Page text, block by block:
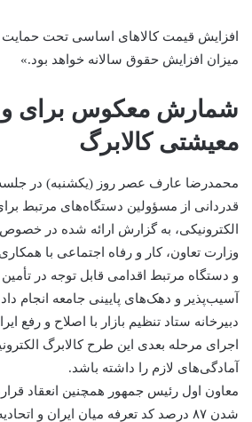
‌افزایش قیمت کالاهای اساسی تحت حمایت
میزان افزایش حقوق سالانه خواهد بود.»
شمارش معکوس برای
معیشتی کالابرگ
محمدرضا عارف عصر روز (یکشنبه) در جلسه
قدردانی از مسؤولین دستگاه‌های مرتبط
الکترونیکی، به گزارش ارائه شده در
وزارت تعاون، کار و رفاه اجتماعی با
و دستگاه مرتبط اقدامی قابل توجه در تأمین
آسیب‌پذیر و دهک‌های پایینی جامعه انجام
دبیرخانه ستاد تنظیم بازار با اصلاح و رفع
اجرای مرحله بعدی این طرح کالابرگ
آمادگی‌های لازم را داشته باشد.
معاون اول رئیس جمهور همچنین انعقاد
شدن ۸۷ درصد کد تعرفه میان ایران و